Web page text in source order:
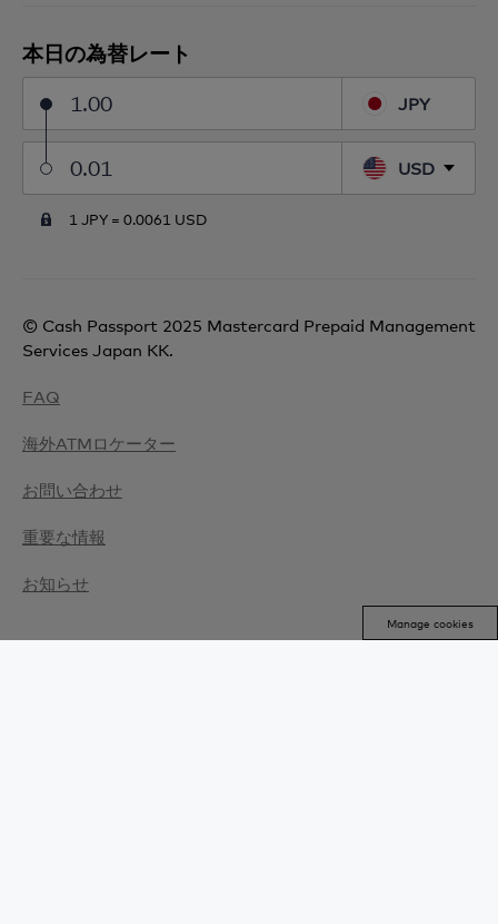
本日の為替レート
JPY
USD
1 JPY = 0.0061 USD
© Cash Passport 2025 Mastercard Prepaid Management
Services Japan KK.
FAQ
海外ATMロケーター
お問い合わせ
重要な情報
お知らせ
Manage cookies